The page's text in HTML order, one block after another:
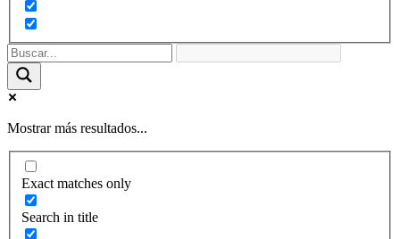
Mostrar más resultados...
Exact matches only
Search in title